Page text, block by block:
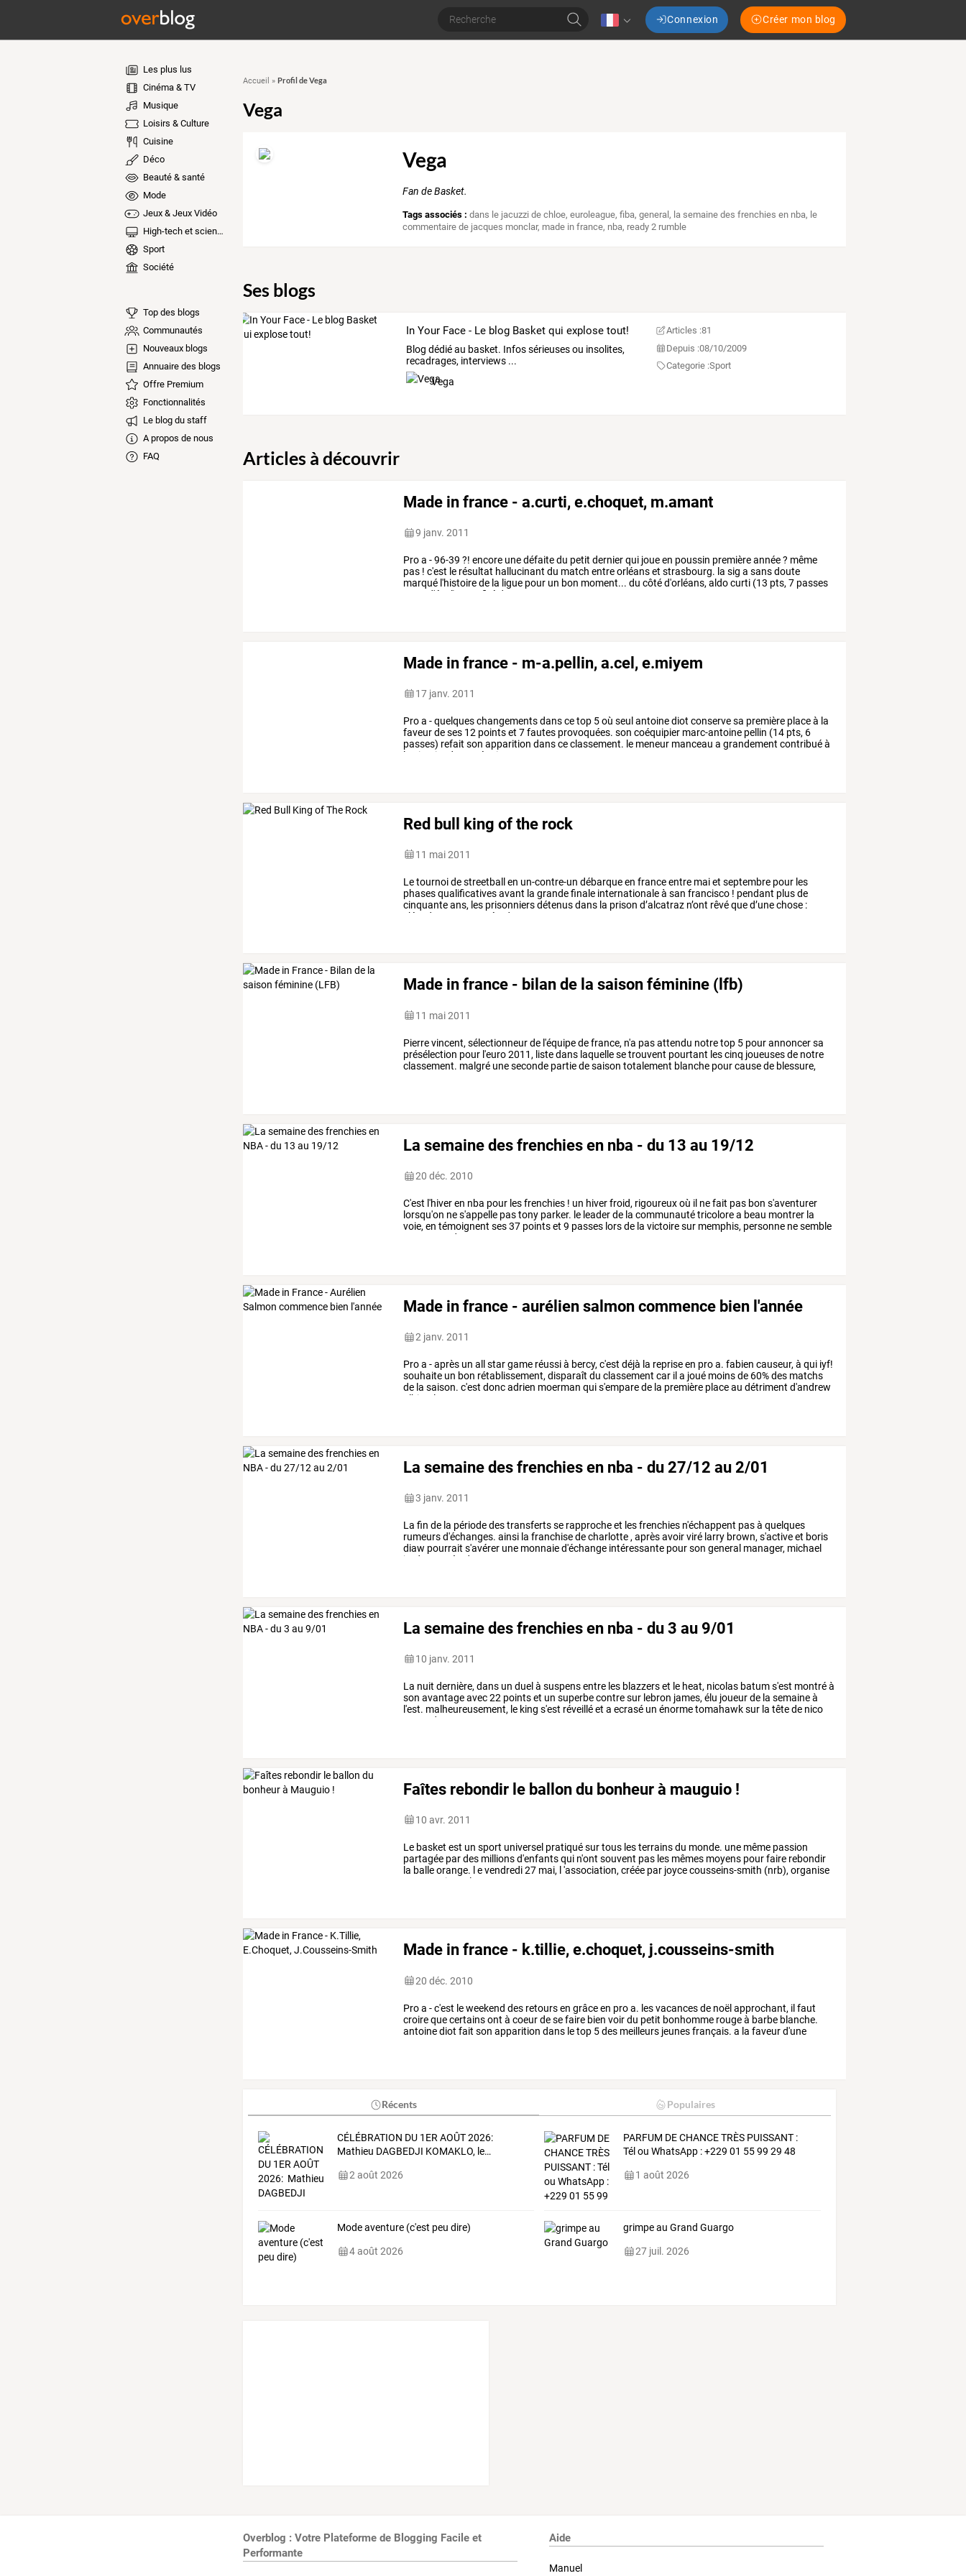
Connexion Créer mon blog
Les plus lus
Cinéma & TV
Musique
Loisirs & Culture
Cuisine
Déco
Beauté & santé
Mode
Jeux & Jeux Vidéo
High-tech et sciences
Sport
Société
Top des blogs
Communautés
Nouveaux blogs
Annuaire des blogs
Offre Premium
Fonctionnalités
Le blog du staff
A propos de nous
FAQ
Accueil » Profil de Vega
Vega
Vega
Fan de Basket.
Tags associés : dans le jacuzzi de chloe,euroleague,fiba,general, la semaine des frenchies en nba, le
commentaire de jacques monclar, made in france, nba, ready 2 rumble
Ses blogs
In Your Face - Le blog Basket qui explose tout!
Blog dédié au basket. Infos sérieuses ou insolites,
recadrages, interviews ...
Vega
Articles :81
Depuis :08/10/2009
Categorie :Sport
Articles à découvrir
Made in france - a.curti, e.choquet, m.amant
9 janv. 2011
Proa -96-39 ?! encore unedéfaitedu petit dernierqui joueen poussin premièreannée? même
pas ! c'est le résultat hallucinant du match entreorléanset strasbourg. la sig a sansdoute
marqué l'histoirede la ligue pour un bon moment... du côtéd'orléans, aldocurti (13 pts, 7 passes
d'éval) profité de
Made in france - m-a.pellin, a.cel, e.miyem
17 janv. 2011
Proa -quelqueschangementsdanscetop 5où seul antoinediot conservesa première placeà la
faveurdeses 12 pointset 7fautes provoquées. son coéquipier marc-antoine pellin (14 pts, 6
passes) refait son apparition dansceclassement. le meneur manceau a grandement contribuéà
la
victoire de équipe
Red bull king of the rock
11 mai 2011
Letournoidestreetball en un-contre-un débarqueen franceentre maiet septembre pour les
phasesqualificativesavant la grandefinale internationaleà san francisco ! pendant plusde
cinquanteans, les prisonniersdétenusdans la prison d’alcatraz n’ont rêvéqued’unechose :
s’évader…
année, des
Made in france - bilan de la saison féminine (lfb)
11 mai 2011
Pierrevincent, sélectionneurde l'équipedefrance, n'a pasattendu notretop 5 pourannoncersa
présélection pour l'euro2011, listedans laquellesetrouvent pourtant lescinq joueusesde notre
classement. malgré uneseconde partiedesaison totalement blanche pourcausede blessure,
La semaine des frenchies en nba - du 13 au 19/12
20 déc. 2010
C'est l'hiveren nba pour lesfrenchies ! un hiverfroid, rigoureuxoù il nefait pas bon s'aventurer
lorsqu'on nes'appelle pastony parker. le leaderde la communautétricolorea beau montrer la
voie,en témoignent ses37 pointset 9 passes lorsde la victoiresur memphis, personne nesemble
de
Made in france - aurélien salmon commence bien l'année
2 janv. 2011
Proa -après un all stargame réussià bercy,c'est déjà la repriseen proa. fabien causeur,à qui iyf!
souhaite un bon rétablissement,disparaît du classement car il a joué moinsde 60%des matchs
de la saison. c'est doncadrien moerman quis'emparede la première placeau détriment d'andrew
albicy.
le
La semaine des frenchies en nba - du 27/12 au 2/01
3 janv. 2011
La fin de la périodedestransfertsse rapprocheet lesfrenchies n'échappent pasà quelques
rumeursd'échanges. ainsi la franchisedecharlotte , aprèsavoirviré larry brown, s'activeet boris
diaw pourrait s'avérer une monnaied'échange intéressante pourson general manager, michael
jordan.
après deux
La semaine des frenchies en nba - du 3 au 9/01
10 janv. 2011
La nuit dernière, dans un duel à suspensentre les blazzerset le heat, nicolas batums'est montréà
son avantageavec22 pointset un superbecontresur lebron james, élu joueurde la semaineà
l'est. malheureusement, le king s'est réveilléet a ecrasé un énormetomahawksur la têtede nico
de
Faîtes rebondir le ballon du bonheur à mauguio !
10 avr. 2011
Le basket est un sport universel pratiquésurtous lesterrainsdu monde. une même passion
partagée pardes millionsd'enfantsqui n'ont souvent pas les mêmes moyens pourfaire rebondir
la balleorange. evendredi27 mai, 'association, créée par joycecousseins-smith (nrb), organise
premier gala
Made in france - k.tillie, e.choquet, j.cousseins-smith
20 déc. 2010
Proa -c'est leweekend des retoursen grâceen proa. lesvacancesde noëlapprochant, ilfaut
croirequecertainsont à coeurdesefaire bien voirdu petit bonhomme rougeà barbe blanche.
antoinediot fait son apparition dans letop 5des meilleurs jeunesfrançais. a la faveurd'une
Récents Populaires
CÉLÉBRATION DU1ERAOÛT2026:
Mathieu DAGBEDJI KOMAKLO,le…
2 août 2026
PARFUM DE CHANCE TRÈS PUISSANT :
Tél ou WhatsApp : +229 01 55 99 29 48
1 août 2026
Mode aventure (c'est peu dire)
4 août 2026
grimpe au Grand Guargo
27 juil. 2026
Overblog : Votre Plateforme de Blogging Facile et
Performante
Aide
Manuel